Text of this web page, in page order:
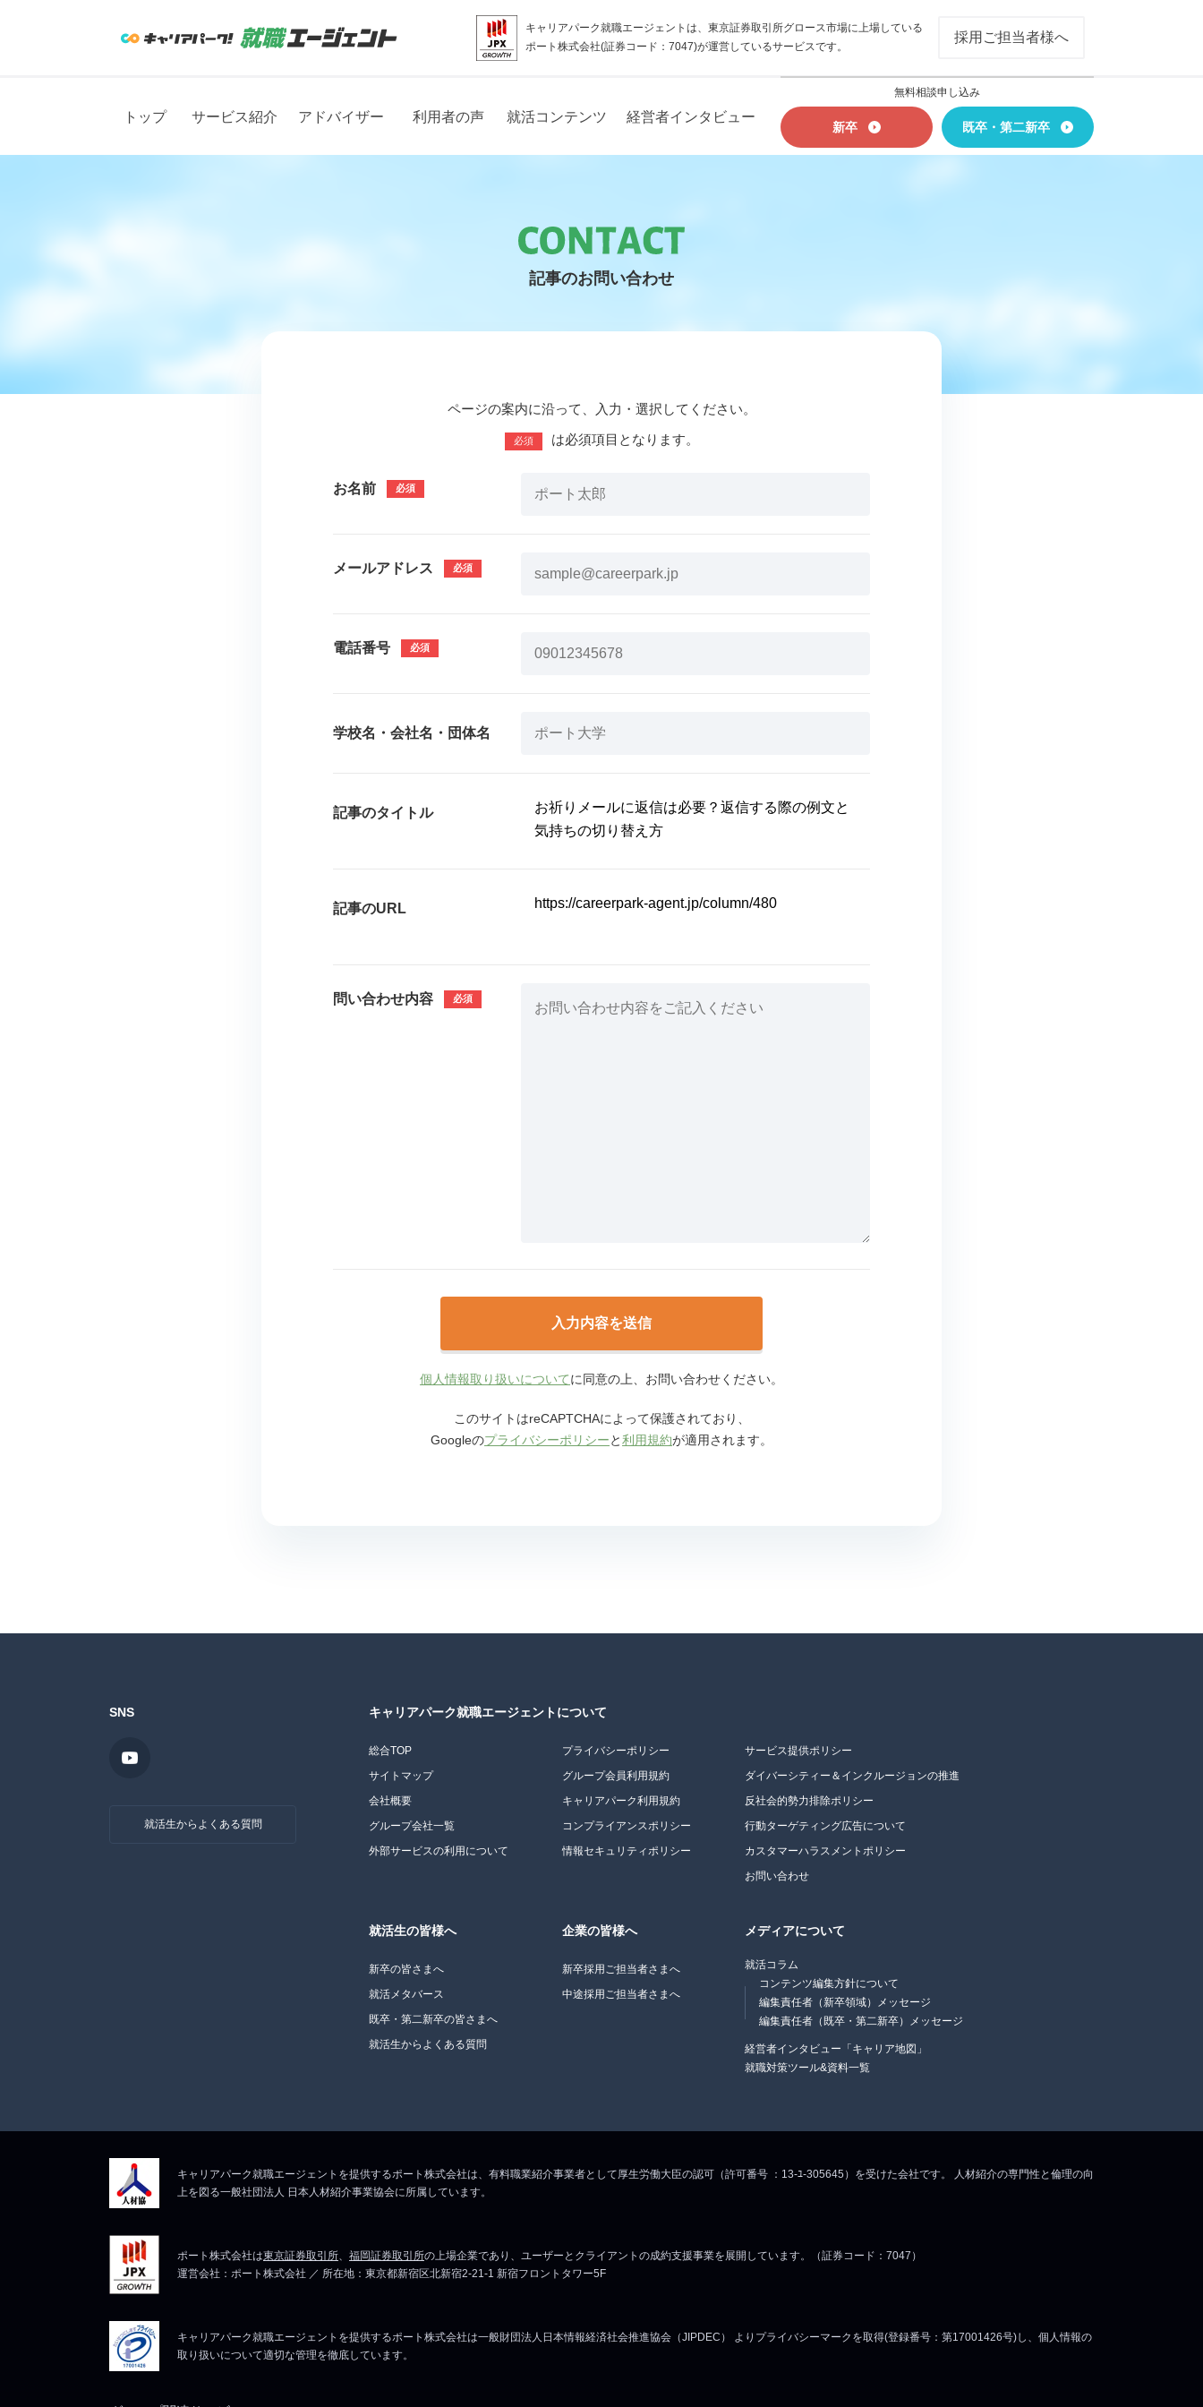
キャリアパーク就職エージェントは、東京証券取引所グロース市場に上場している
ポート株式会社(証券コード：7047)が運営しているサービスです。
採用ご担当者様へ
トップ サービス紹介 アドバイザー 利用者の声 就活コンテンツ 経営者インタビュー
無料相談申し込み
新卒 既卒・第二新卒
記事のお問い合わせ
ページの案内に沿って、入力・選択してください。
必須 は必須項目となります。
お名前
メールアドレス
電話番号
学校名・会社名・団体名
記事のタイトル
記事のURL
問い合わせ内容
個人情報取り扱いについてに同意の上、お問い合わせください。
このサイトはreCAPTCHAによって保護されており、
Googleのプライバシーポリシーと利用規約が適用されます。
SNS
就活生からよくある質問
キャリアパーク就職エージェントについて
総合TOP
サイトマップ
会社概要
グループ会社一覧
外部サービスの利用について
プライバシーポリシー
グループ会員利用規約
キャリアパーク利用規約
コンプライアンスポリシー
情報セキュリティポリシー
サービス提供ポリシー
ダイバーシティー＆インクルージョンの推進
反社会的勢力排除ポリシー
行動ターゲティング広告について
カスタマーハラスメントポリシー
お問い合わせ
就活生の皆様へ
新卒の皆さまへ
就活メタバース
既卒・第二新卒の皆さまへ
就活生からよくある質問
企業の皆様へ
新卒採用ご担当者さまへ
中途採用ご担当者さまへ
メディアについて
就活コラム
コンテンツ編集方針について
編集責任者（新卒領域）メッセージ
編集責任者（既卒・第二新卒）メッセージ
経営者インタビュー「キャリア地図」
就職対策ツール&資料一覧